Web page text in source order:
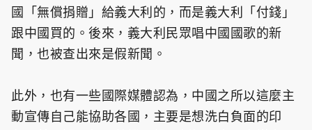
國「無償捐贈」給義大利的，而是義大利「付錢」
跟中國買的。後來，義大利民眾唱中國國歌的新
聞，也被查出來是假新聞。
此外，也有一些國際媒體認為，中國之所以這麼主
動宣傳自己能協助各國，主要是想洗白負面的印